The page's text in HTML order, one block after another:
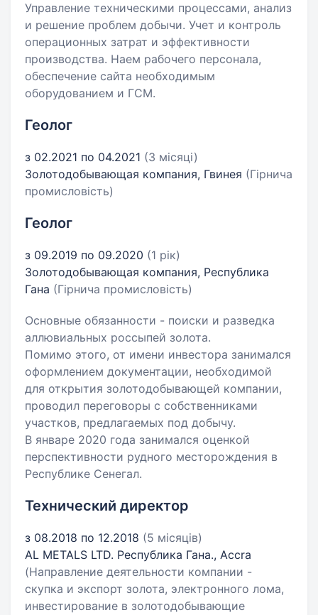
Управление техническими процессами, анализ
и решение проблем добычи. Учет и контроль
операционных затрат и эффективности
производства. Наем рабочего персонала,
обеспечение сайта необходимым
оборудованием и ГСМ.
Геолог
з 02.2021 по 04.2021 (3 місяці)
Золотодобывающая компания, Гвинея (Гірнича
промисловість)
Геолог
з 09.2019 по 09.2020 (1 рік)
Золотодобывающая компания, Республика
Гана (Гірнича промисловість)
Основные обязанности - поиски и разведка
аллювиальных россыпей золота.
Помимо этого, от имени инвестора занимался
оформлением документации, необходимой
для открытия золотодобывающей компании,
проводил переговоры с собственниками
участков, предлагаемых под добычу.
В январе 2020 года занимался оценкой
перспективности рудного месторождения в
Республике Сенегал.
Технический директор
з 08.2018 по 12.2018 (5 місяців)
AL METALS LTD. Республика Гана., Accra
(Направление деятельности компании -
скупка и экспорт золота, электронного лома,
инвестирование в золотодобывающие